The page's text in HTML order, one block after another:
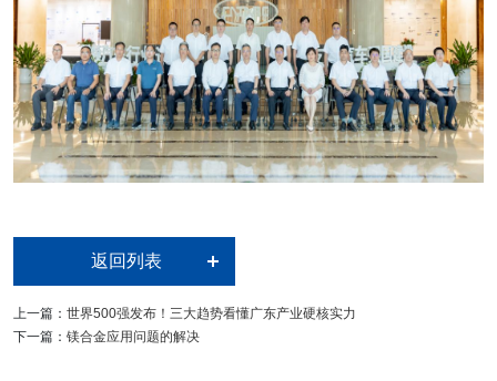
返回列表
上一篇：世界500强发布！三大趋势看懂广东产业硬核实力
下一篇：镁合金应用问题的解决